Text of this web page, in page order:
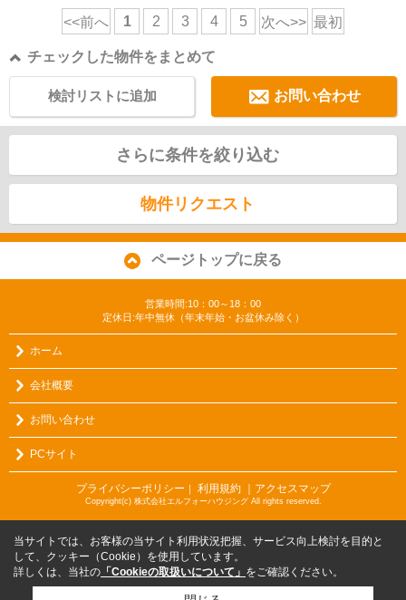
<<前へ 1 2 3 4 5 次へ>> 最初
チェックした物件をまとめて
お問い合わせ
検討リストに追加
さらに条件を絞り込む
物件リクエスト
ページトップに戻る
営業時間:10：00～18：00
定休日:年中無休（年末年始・お盆休み除く）
ホーム
会社概要
お問い合わせ
PCサイト
プライバシーポリシー ｜ 利用規約 ｜アクセスマップ
Copyright(c) 株式会社エルフォーハウジング All rights reserved.
当サイトでは、お客様の当サイト利用状況把握、サービス向上検討を目的と
して、クッキー（Cookie）を使用しています。
詳しくは、当社の 「Cookieの取扱いについて」 をご確認ください。